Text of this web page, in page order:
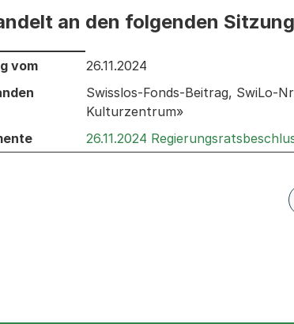
an den folgenden
an den folgenden Sitzungen: Informationen
vom
26.11.2024
Swisslos-Fonds-Beitrag, SwiLo-
Kulturzentrum»
26.11.2024